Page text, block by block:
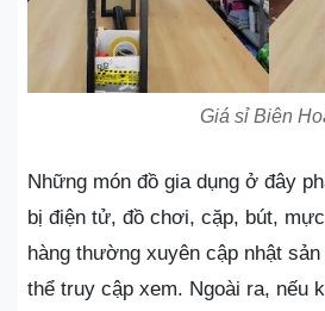
Giá sỉ Biên
Những món đồ gia dụng ở đây
bị điện tử, đồ chơi, cặp, bút,
hàng thường xuyên cập nhật
thể truy cập xem. Ngoài ra, nếu